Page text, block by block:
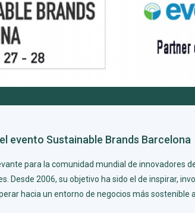
evento Sustainable Brands Barcelona
para la comunidad mundial de innovadores
2006, su objetivo ha sido el de inspirar,
hacia un entorno de negocios más sostenible